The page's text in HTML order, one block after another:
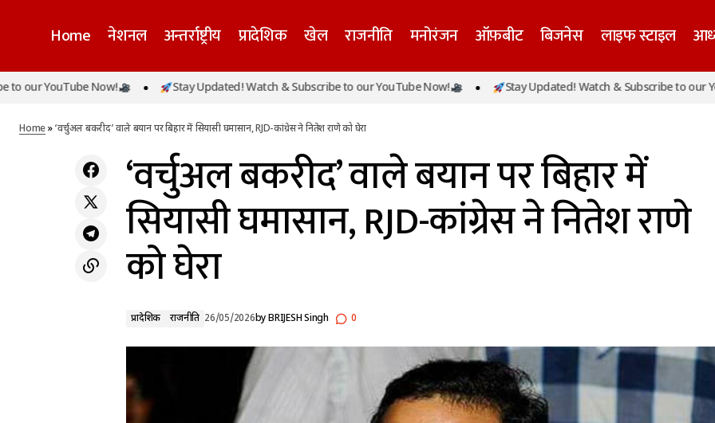
Home नेशनल अन्तर्राष्ट्रीय प्रादेशिक खेल राजनीति मनोरंजन ऑफ़बीट बिजनेस लाइफ स्टाइल
गुरिंदरवीर सिंह ने रचा इतिहास, 100 मीटर दौड़ में
बनाया नया राष्ट्रीय रिकॉर्ड, सीएम मान ने दी
प्रादेशिक
‘वर्चुअल बकरीद’ वाले बयान पर बिहार में सियासी घमासान, RJD-
Now! Stay Updated! Watch & Subscribe to our YouTube Now! Stay Updated! Watch & Subscribe to our YouTube
Home»‘वर्चुअल बकरीद’ वाले बयान पर बिहार में सियासी घमासान, RJD-कांग्रेस ने नितेश राणे को घेरा
‘वर्चुअल बकरीद’ वाले बयान पर बिहार में
सियासी घमासान, RJD-कांग्रेस ने नितेश राणे
को घेरा
प्रादेशिक राजनीति 26/05/2026byBRIJESH Singh 0